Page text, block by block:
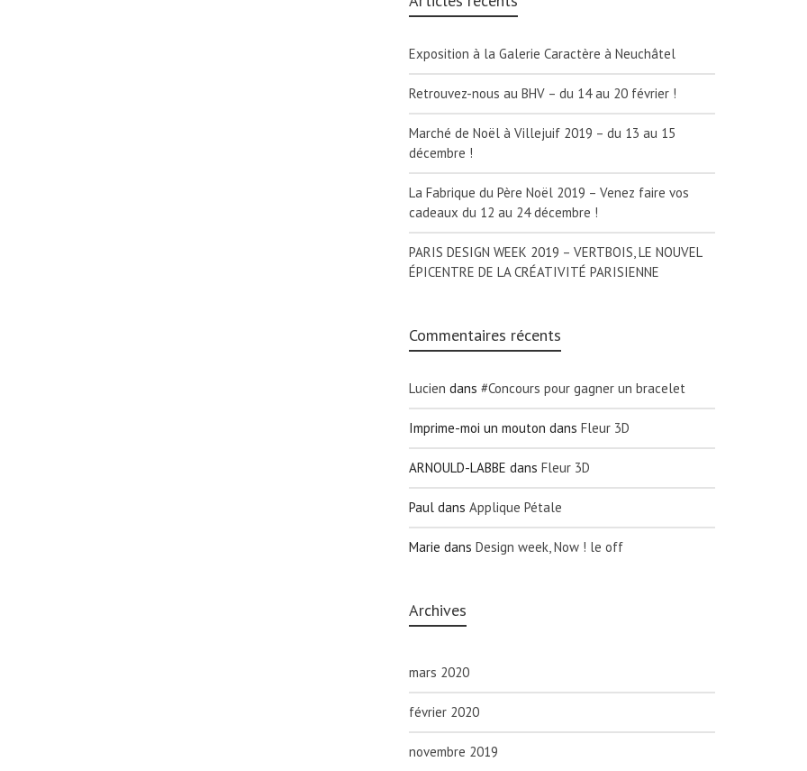
Exposition à la Galerie Caractère à Neuchâtel
Retrouvez-nous au BHV – du 14 au 20 février !
Marché de Noël à Villejuif 2019 – du 13 au 15
décembre !
La Fabrique du Père Noël 2019 – Venez faire vos
cadeaux du 12 au 24 décembre !
PARIS DESIGN WEEK 2019 – VERTBOIS, LE NOUVEL
ÉPICENTRE DE LA CRÉATIVITÉ PARISIENNE
Commentaires récents
Lucien dans #Concours pour gagner un bracelet
Imprime-moi un mouton dans Fleur 3D
ARNOULD-LABBE dans Fleur 3D
Paul dans Applique Pétale
Marie dans Design week, Now ! le off
Archives
mars 2020
février 2020
novembre 2019